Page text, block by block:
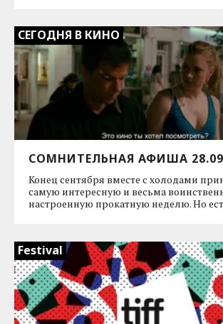
СЕГОДНЯ В КИНО
СОМНИТЕЛЬНАЯ АФИША
Конец сентября вместе с холодами
самую интересную и весьма
настроенную прокатную неделю. Но
Festival